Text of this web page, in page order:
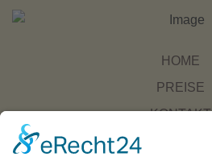
HOME
PREISE
KONTAKT